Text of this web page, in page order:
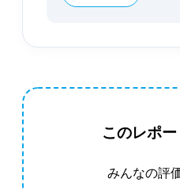
このレポ
みんなの評